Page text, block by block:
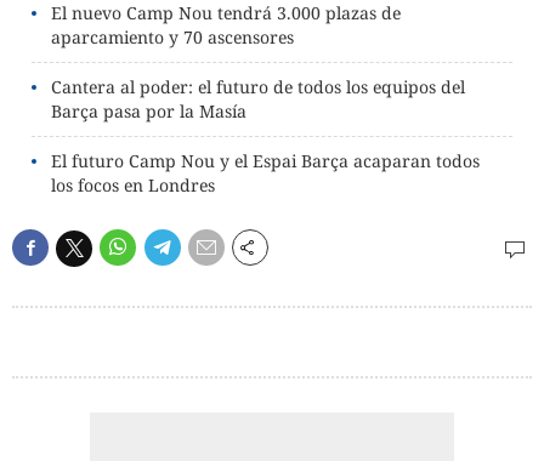
El nuevo Camp Nou tendrá 3.000 plazas de
aparcamiento y 70 ascensores
Cantera al poder: el futuro de todos los equipos del
Barça pasa por la Masía
El futuro Camp Nou y el Espai Barça acaparan todos
los focos en Londres